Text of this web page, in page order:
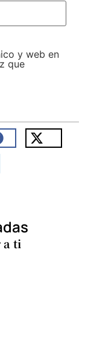
y web en
que
a ti